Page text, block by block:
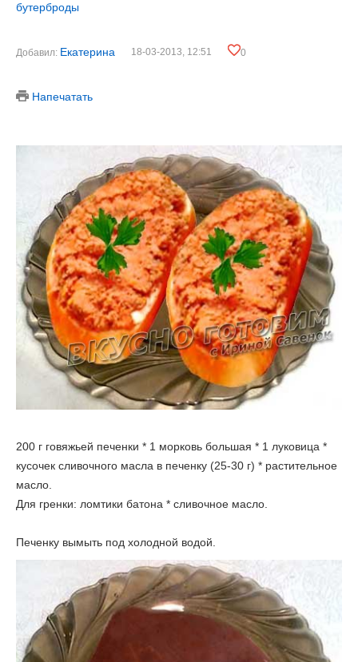
бутерброды
Добавил: Екатерина 18-03-2013, 12:51 0
Напечатать
200 г говяжьей печенки * 1 морковь большая * 1 луковица *
кусочек сливочного масла в печенку (25-30 г) * растительное
масло.
Для гренки: ломтики батона * сливочное масло.
Печенку вымыть под холодной водой.